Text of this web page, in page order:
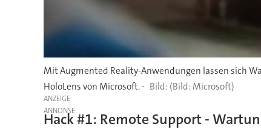
Mit Augmented Reality-Anwendungen lassen sich
HoloLens von Microsoft. -
(Bild: Microsoft)
ANZEIGE
Hack #1: Remote Support -